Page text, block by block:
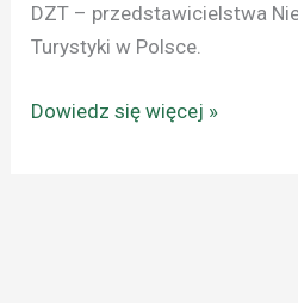
DZT – przedstawicielstwa
Turystyki w Polsce.
Dowiedz się więcej »